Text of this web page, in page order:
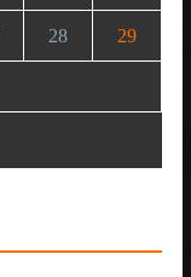
28 29